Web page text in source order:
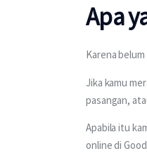
Apa
Karena
Jika kamu
pasangan,
Apabila itu
online di